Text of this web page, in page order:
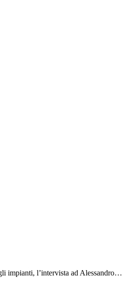
impianti, l’intervista ad Alessandro…